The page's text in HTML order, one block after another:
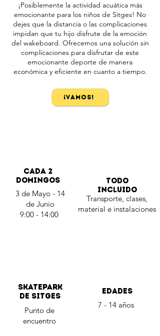
¡Posiblemente la actividad acuática más
emocionante para los niños de Sitges! No
dejes que la distancia o las complicaciones
impidan que tu hijo disfrute de la emoción
del wakeboard. Ofrecemos una solución sin
complicaciones para disfrutar de este
emocionante deporte de manera
económica y eficiente en cuanto a tiempo.
¡Vamos!
cada 2
domingos
3 de Mayo - 14
de Junio
9:00 - 14:00
Todo
incluido
Transporte, clases,
material e instalaciones
Skatepark
de sitges
Punto de
encuentro
edades
7 - 14 años